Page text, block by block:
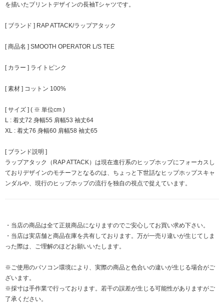
を描いたプリントデザインの長袖Tシャツです。
[ ブランド ] RAP ATTACK/ラップアタック
[ 商品名 ] SMOOTH OPERATOR L/S TEE
[ カラー ] ライトピンク
[ 素材 ] コットン 100%
[ サイズ ] ( ※ 単位cm )
L : 着丈72 身幅55 肩幅53 袖丈64
XL : 着丈76 身幅60 肩幅58 袖丈65
[ ブランド説明 ]
ラップアタック（RAP ATTACK）は現在進行系のヒップホップにフォーカスし
ておりデザインのモチーフとなるのは、ちょっと下世話なヒップホップスキャ
ンダルや、現行のヒップホップの流行を独自の視点で捉えています。
・当店の商品は全て正規商品になりますのでご安心してお買い求め下さい。
・当店は実店舗と商品在庫を共有しております。万が一売り違いが生じてしま
った際は、ご理解のほどお願いいたします。
※ご使用のパソコン環境により、実際の商品と色合いの違いが生じる場合がご
ざいます。
※採寸は手作業で行っております。若干の誤差が生じる可能性がありますがご
了承ください。